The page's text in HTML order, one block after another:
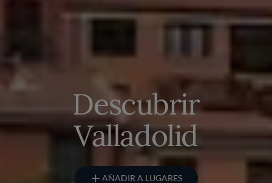
Descubrir
Valladolid
AÑADIR A LUGARES